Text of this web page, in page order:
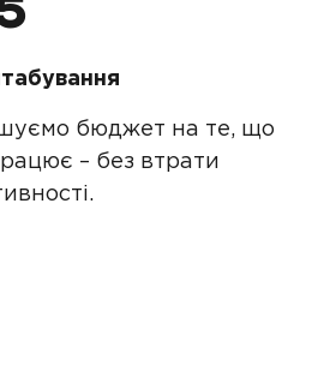
бюджет на те, що
– без втрати